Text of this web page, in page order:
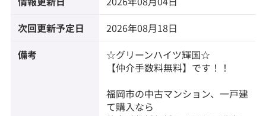
次回更新予定日 2026年08月18日
備考
☆グリーンハイツ輝国☆
【仲介手数料無料】です！！
福岡市の中古マンション、一戸建
て購入なら